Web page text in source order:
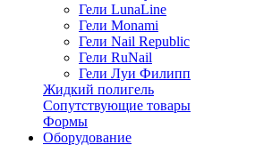
Гели LunaLine
Гели Monami
Гели Nail Republic
Гели RuNail
Гели Луи Филипп
Жидкий полигель
Сопутствующие товары
Формы
Оборудование